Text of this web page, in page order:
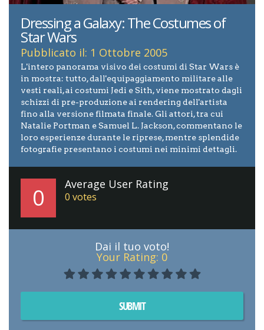
Dressing a Galaxy: The Costumes of
Star Wars
Pubblicato il: 1 Ottobre 2005
L'intero panorama visivo dei costumi di Star Wars è
in mostra: tutto, dall'equipaggiamento militare alle
vesti reali, ai costumi Jedi e Sith, viene mostrato dagli
schizzi di pre-produzione ai rendering dell'artista
fino alla versione filmata finale. Gli attori, tra cui
Natalie Portman e Samuel L. Jackson, commentano le
loro esperienze durante le riprese, mentre splendide
fotografie presentano i costumi nei minimi dettagli.
0 Average User Rating
0 votes
Dai il tuo voto!
Your Rating: 0
SUBMIT